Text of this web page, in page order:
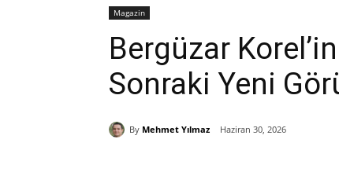
Magazin
Bergüzar
Sonraki Yeni
By Mehmet Yılmaz Haziran 30, 2026